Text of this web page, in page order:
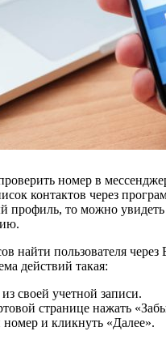
номер в
контактов через
профиль, то можно
найти пользователя через
действий такая:
своей учетной записи.
странице нажать
номер и кликнуть «Далее».